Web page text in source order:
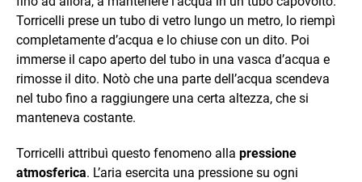
Torricelli prese un tubo di vetro lungo un metro, lo riempì
completamente d’acqua e lo chiuse con un dito. Poi
immerse il capo aperto del tubo in una vasca d’acqua e
rimosse il dito. Notò che una parte dell’acqua scendeva
nel tubo fino a raggiungere una certa altezza, che si
manteneva costante.
Torricelli attribuì questo fenomeno alla pressione
atmosferica. L’aria esercita una pressione su ogni